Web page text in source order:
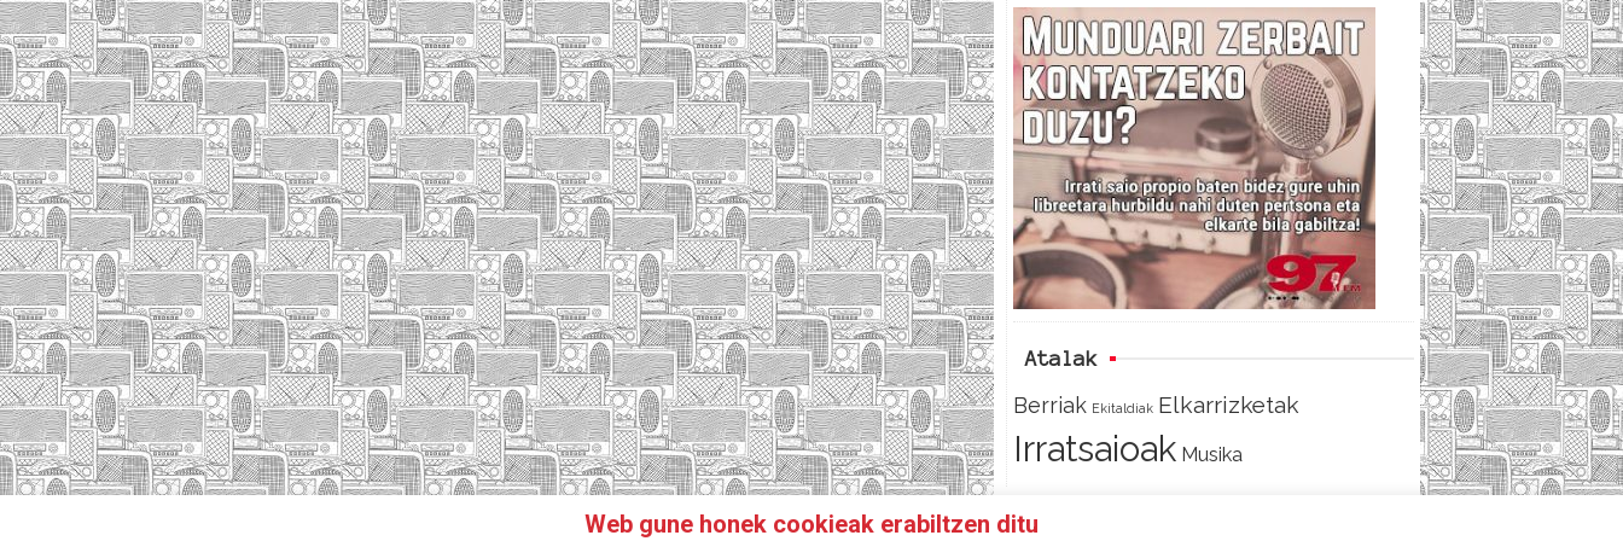
c
e
b
o
o
i
t
t
e
r
e
d
Atalak
Berriak Ekitaldiak Elkarrizketak
Irratsaioak Musika
IZAN IRRATIKIDE! FACEBOOK TWITTER HARREMANETARAKO
Web gune honek cookieak erabiltzen ditu